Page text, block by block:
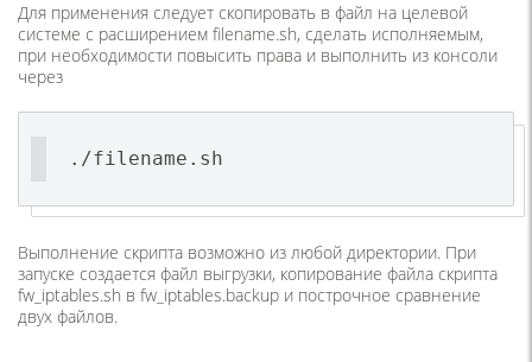
Для применения следует скопировать в файл на целевой
системе с расширением filename.sh, сделать исполняемым,
при необходимости повысить права и выполнить из консоли
через
./filename.sh
Выполнение скрипта возможно из любой директории. При
запуске создается файл выгрузки, копирование файла скрипта
fw_iptables.sh в fw_iptables.backup и построчное сравнение
двух файлов.